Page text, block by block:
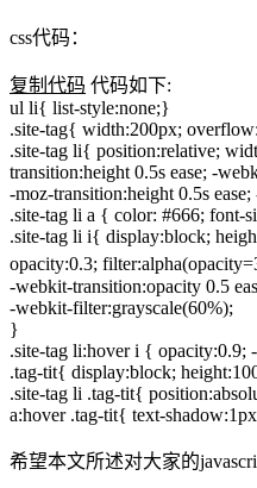
css代码：
复制代码 代码如下:
ul li{ list-style:none;}
.site-tag{ width:200px;
.site-tag li{ position:relative;
transition:height 0.5s ease; -
-moz-transition:height 0.5s
.site-tag li a { color: #666; font-
.site-tag li i{ display:block;
opacity:0.3;
-webkit-transition:opacity 0.5
-webkit-
}
.site-tag li:hover i { opacity:0.9;
.tag-tit{ display:block;
.site-tag li .tag-tit{
a:hover .tag-tit{ text-
希望本文所述对大家的